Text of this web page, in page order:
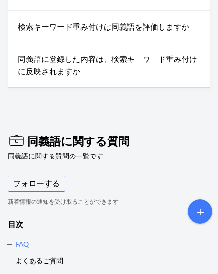
検索キーワード重み付けは同義語を評価しますか
同義語に登録した内容は、検索キーワード重み付け
に反映されますか
同義語に関する質問
同義語に関する質問の一覧です
フォローする
新着情報の通知を受け取ることができます
目次
FAQ
よくあるご質問